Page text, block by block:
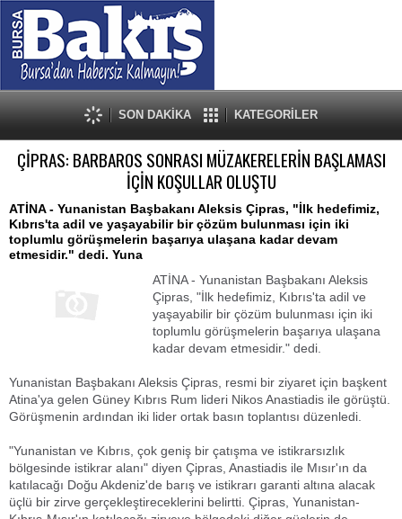
SON DAKİKA KATEGORİLER
ÇİPRAS: BARBAROS SONRASI MÜZAKERELERİN BAŞLAMASI
İÇİN KOŞULLAR OLUŞTU
ATİNA - Yunanistan Başbakanı Aleksis Çipras, "İlk hedefimiz,
Kıbrıs'ta adil ve yaşayabilir bir çözüm bulunması için iki
toplumlu görüşmelerin başarıya ulaşana kadar devam
etmesidir." dedi. Yuna
ATİNA - Yunanistan Başbakanı Aleksis
Çipras, "İlk hedefimiz, Kıbrıs'ta adil ve
yaşayabilir bir çözüm bulunması için iki
toplumlu görüşmelerin başarıya ulaşana
kadar devam etmesidir." dedi.
Yunanistan Başbakanı Aleksis Çipras, resmi bir ziyaret için başkent
Atina'ya gelen Güney Kıbrıs Rum lideri Nikos Anastiadis ile görüştü.
Görüşmenin ardından iki lider ortak basın toplantısı düzenledi.
"Yunanistan ve Kıbrıs, çok geniş bir çatışma ve istikrarsızlık
bölgesinde istikrar alanı" diyen Çipras, Anastiadis ile Mısır'ın da
katılacağı Doğu Akdeniz'de barış ve istikrarı garanti altına alacak
üçlü bir zirve gerçekleştireceklerini belirtti. Çipras, Yunanistan-